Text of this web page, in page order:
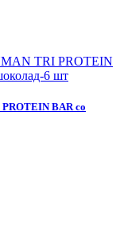
BAR со